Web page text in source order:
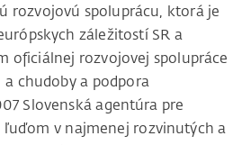
rozvojovú spoluprácu, ktorá je
záležitostí SR a
oficiálnej rozvojovej spolupráce
chudoby a podpora
Slovenská agentúra pre
v najmenej rozvinutých a